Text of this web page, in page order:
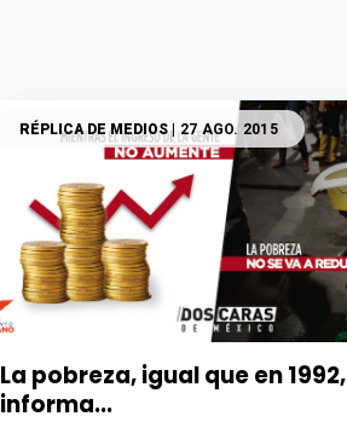
RÉPLICA DE MEDIOS| 27 AGO. 2015
La pobreza, igual que en 1992,
informa...